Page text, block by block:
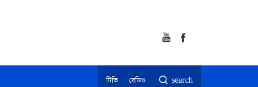
টিভি রেডিও search